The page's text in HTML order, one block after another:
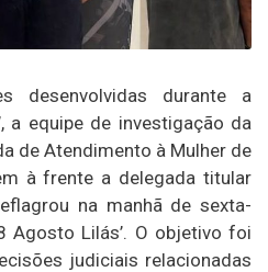
desenvolvidas durante a
a equipe de investigação da
de Atendimento à Mulher de
à frente a delegada titular
na manhã de sexta-
Agosto Lilás’. O objetivo foi
judiciais relacionadas